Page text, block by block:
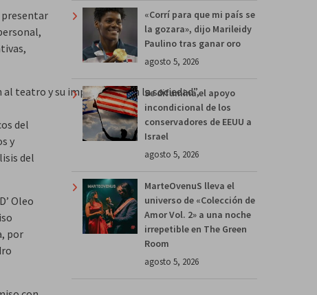
presentar
teatro y su importancia en la sociedad”,
del
y
del
Oleo
por
«Corrí para que mi país se
la gozara», dijo Marileidy
Paulino tras ganar oro
agosto 5, 2026
Se difumina el apoyo
incondicional de los
conservadores de EEUU a
Israel
agosto 5, 2026
MarteOvenuS lleva el
universo de «Colección de
Amor Vol. 2» a una noche
irrepetible en The Green
Room
agosto 5, 2026